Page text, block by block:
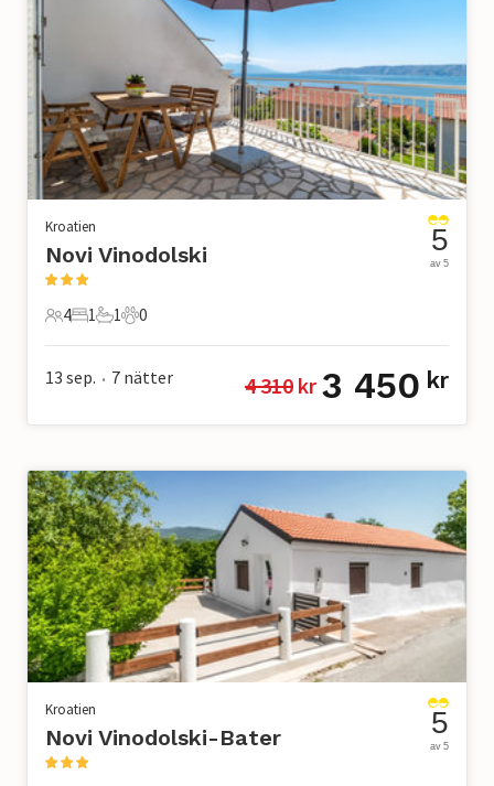
Kroatien
Novi Vinodolski
4 Gäster
4
1 Sovrum
1
1 Badrum
1
0 Husdjur
0
5
av 5
13 sep. • 7 nätter 4 310 kr 3 450 kr
Kroatien
Novi Vinodolski-Bater 5
av 5